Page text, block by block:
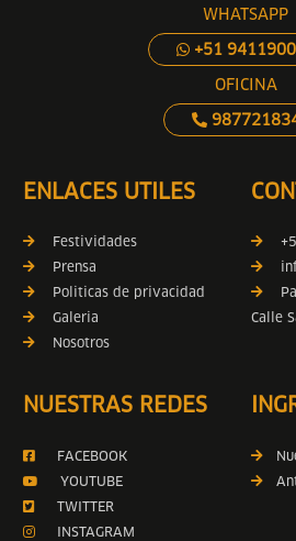
WHATSAPP
+51
OFICINA
ENLACES UTILES
Festividades
Prensa
Politicas de privacidad
Galeria
Nosotros
Calle
NUESTRAS REDES
FACEBOOK
YOUTUBE
TWITTER
INSTAGRAM